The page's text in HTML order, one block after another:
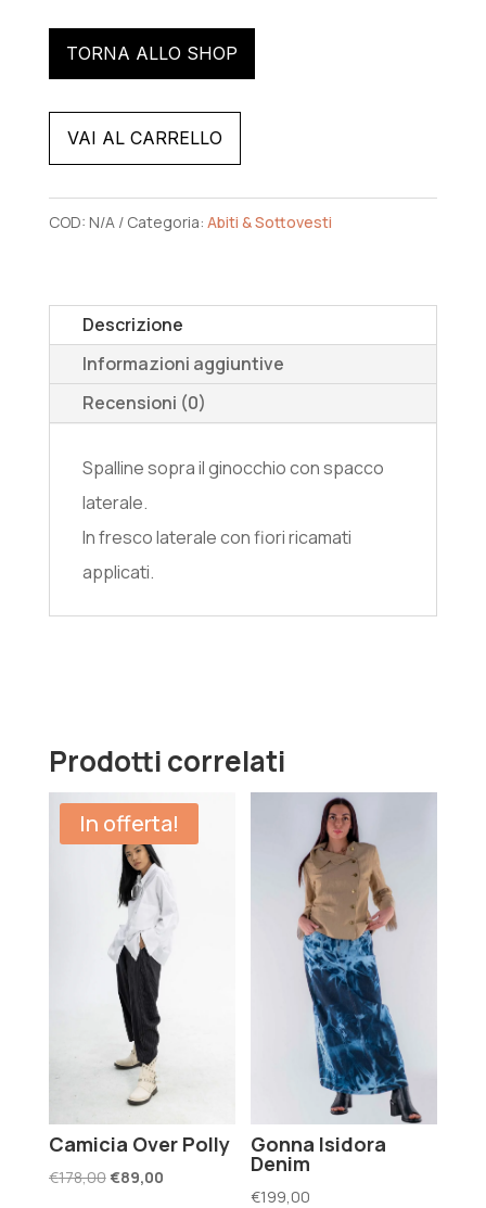
t
e
n
a
i
TORNA ALLO SHOP
VAI AL CARRELLO
COD: N/A Categoria: Abiti & Sottovesti
Descrizione
Informazioni aggiuntive
Recensioni (0)
Spalline sopra il ginocchio con spacco
laterale.
In fresco laterale con fiori ricamati
applicati.
Prodotti correlati
In offerta!
Camicia Over Polly
€178,00 Il€89,00Il
Gonna Isidora
Denim
€199,00